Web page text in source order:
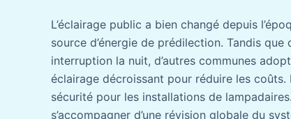
L’éclairage public a bien changé depuis
source d’énergie de prédilection. Tandis
interruption la nuit, d’autres communes
éclairage décroissant pour réduire les
sécurité pour les installations de
s’accompagner d’une révision globale du